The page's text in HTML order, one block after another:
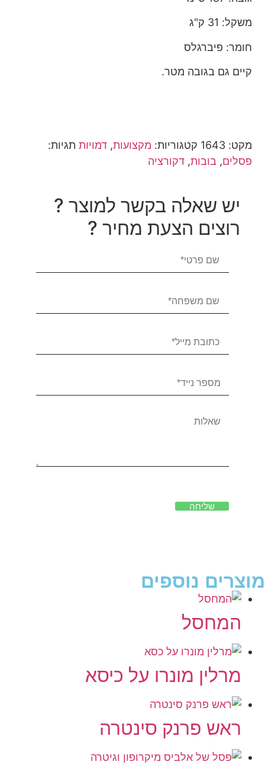
משקל: 31 ק"ג
חומר: פיברגלס
קיים גם בגובה מטר.
מקט:1643 קטגוריות: מקצועות,דמויות תגיות:
פסלים,בובות,דקורציה
יש שאלה בקשר למוצר ?
רוצים הצעת מחיר ?
שליחה
מוצרים נוספים
המחסל
מרלין מונרו על כיסא
ראש פרנק סינטרה